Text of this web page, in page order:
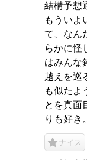
結構予想
もういよ
て、なん
らかに怪
はみんな
越えを巡
も似たよ
とを真面
りも好き
ナイス